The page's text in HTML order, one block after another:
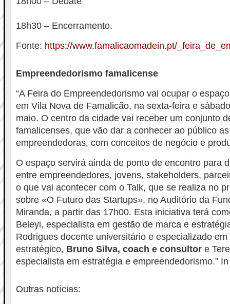
18h30 – Encerramento.
Fonte: https://www.famalicaomadein.pt/
Empreendedorismo famalicense
“A Feira do Empreendedorismo vai ocupar o
em Vila Nova de Famalicão, na sexta-feira e
maio. O centro da cidade vai receber um conjunto
famalicenses, que vão dar a conhecer ao público
empreendedoras, com conceitos de negócio e
O espaço servirá ainda de ponto de encontro para
entre empreendedores, jovens, stakeholders,
o que vai acontecer com o Talk, que se realiza no
sobre «O Futuro das Startups», no Auditório da
Miranda, a partir das 17h00. Esta iniciativa terá
Beleyi, especialista em gestão de marca e
Rodrigues docente universitário e especializado
estratégico, Bruno Silva, coach e consultor e
especialista em estratégia e empreendedorismo.”
Outras notícias: